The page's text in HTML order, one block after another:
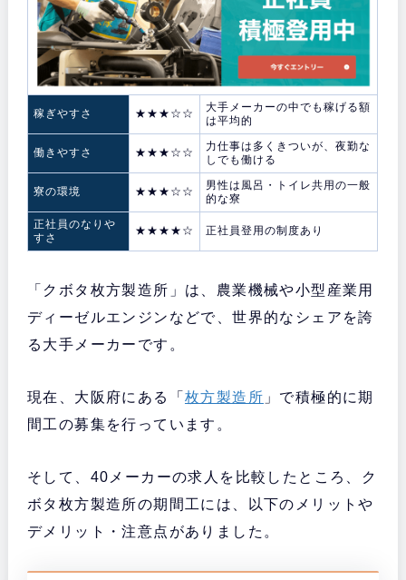
稼ぎやすさ ★★★☆☆
大手メーカーの中でも稼げる額
は平均的
働きやすさ ★★★☆☆
力仕事は多くきついが、夜勤な
しでも働ける
寮の環境 ★★★☆☆
男性は風呂・トイレ共用の一般
的な寮
正社員のなりや
すさ
★★★★☆ 正社員登用の制度あり
「クボタ枚方製造所」は、農業機械や小型産業用
ディーゼルエンジンなどで、世界的なシェアを誇
る大手メーカーです。
現在、大阪府にある「 枚方製造所 」で積極的に期
間工の募集を行っています。
そして、40メーカーの求人を比較したところ、ク
ボタ枚方製造所の期間工には、以下のメリットや
デメリット・注意点がありました。